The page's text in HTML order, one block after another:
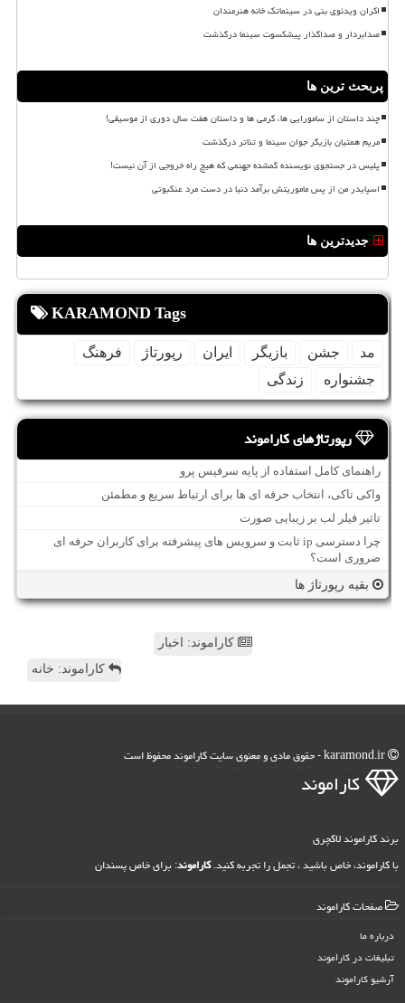
اکران ویدئوی بنی در سینماتک خانه هنرمندان
صدابردار و صداگذار پیشکسوت سینما درگذشت
پربحث ترین ها
چند داستان از سامورایی ها، گرمی ها و داستان هفت سال دوری از موسیقی!
مریم همتیان بازیگر جوان سینما و تئاتر درگذشت
پلیس در جستجوی نویسنده گمشده جهنمی که هیچ راه خروجی از آن نیست!
اسپایدر من از پس ماموریتش برآمد دنیا در دست مرد عنکبوتی
جدیدترین ها
KARAMOND Tags
مد جشن بازیگر ایران رپورتاژ
فرهنگ
جشنواره
زندگی
رپورتاژهای کاراموند
راهنمای کامل استفاده از پایه سرفیس پرو
واکی تاکی، انتخاب حرفه ای ها برای ارتباط سریع و مطمئن
تاثیر فیلر لب بر زیبایی صورت
چرا دسترسی ip ثابت و سرویس های پیشرفته برای کاربران حرفه ای
ضروری است؟
بقیه رپورتاژ ها
کاراموند: اخبار
کاراموند: خانه
كاراموند
برند کاراموند لاکچری
با کاراموند، خاص باشید ، تجمل را تجربه کنید.کاراموند: برای خاص پسندان
صفحات كاراموند
درباره ما
تبلیغات در كاراموند
آرشیو كاراموند